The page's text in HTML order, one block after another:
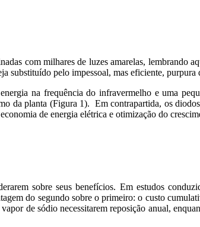
com milhares de luzes amarelas, lembrando
substituído pelo impessoal, mas eficiente, purpura
na frequência do infravermelho e uma
da planta (Figura 1). Em contrapartida, os
de energia elétrica e otimização do
sobre seus benefícios. Em estudos
do segundo sobre o primeiro: o custo
de sódio necessitarem reposição anual,